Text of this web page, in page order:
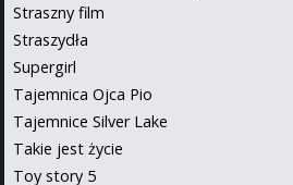
Straszny film
Straszydła
Supergirl
Tajemnica Ojca Pio
Tajemnice Silver Lake
Takie jest życie
Toy story 5